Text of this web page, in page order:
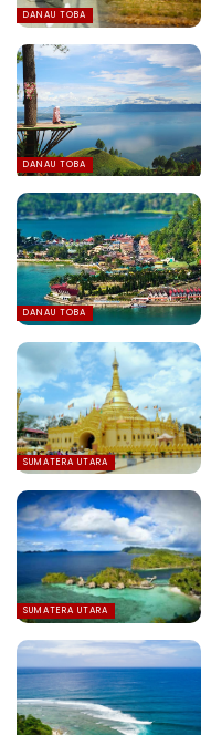
DANAU TOBA
DANAU TOBA
DANAU TOBA
SUMATERA UTARA
SUMATERA UTARA